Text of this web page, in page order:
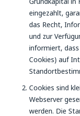
eingezahlt,
das Recht,
und zur
informiert, dass
Cookies) auf
Cookies sind
Webserver
werden. Die